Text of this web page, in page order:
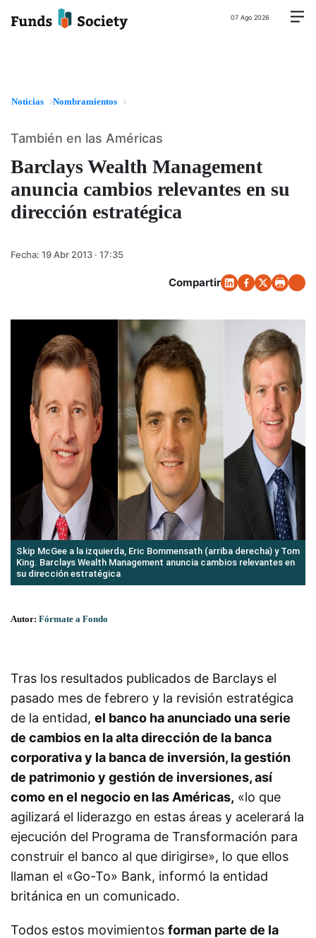
07 Ago 2026
Noticias Nombramientos
Barclays Wealth Management
anuncia cambios relevantes en su
dirección estratégica
También en las Américas
Fecha: 19 Abr 2013 · 17:35
Compartir
Skip McGee a la izquierda, Eric Bommensath (arriba derecha) y Tom
King. Barclays Wealth Management anuncia cambios relevantes en
su dirección estratégica
Autor: Fórmate a Fondo
Tras los resultados publicados de Barclays el
pasado mes de febrero y la revisión estratégica
de la entidad, el banco ha anunciado una serie
de cambios en la alta dirección de la banca
corporativa y la banca de inversión, la gestión
de patrimonio y gestión de inversiones, así
como en el negocio en las Américas, «lo que
agilizará el liderazgo en estas áreas y acelerará la
ejecución del Programa de Transformación para
construir el banco al que dirigirse», lo que ellos
llaman el «Go-To» Bank, informó la entidad
británica en un comunicado.
Todos estos movimientos forman parte de la